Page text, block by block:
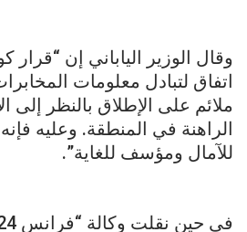
وقال الوزير الياباني إن “قرار
اتفاق لتبادل معلومات
ملائم على الإطلاق بالنظر إلى
الراهنة في المنطقة. وعليه
للآمال ومؤسف للغاية”.